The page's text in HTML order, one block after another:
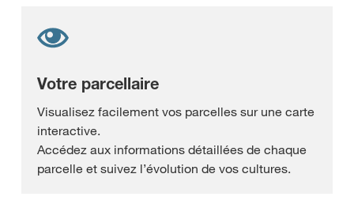
Votre parcellaire
Visualisez facilement vos parcelles sur une carte
interactive.
Accédez aux informations détaillées de chaque
parcelle et suivez l’évolution de vos cultures.